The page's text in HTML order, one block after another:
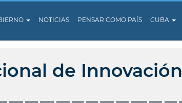
NOTICIAS PENSAR COMO PAÍS CUBA
de Innovación